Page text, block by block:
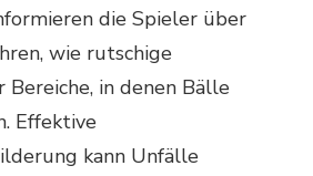
die Spieler über
wie rutschige
Bereiche, in denen Bälle
Effektive
kann Unfälle